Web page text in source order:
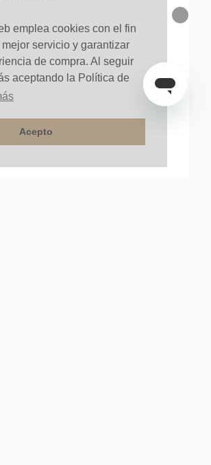
emplea cookies con el fin
servicio y garantizar
de compra. Al seguir
aceptando la Política de
Acepto